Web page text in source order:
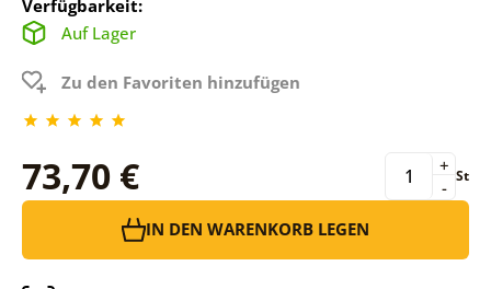
Verfügbarkeit:
Auf Lager
Zu den Favoriten hinzufügen
73,70 € -
+ St
IN DEN WARENKORB LEGEN